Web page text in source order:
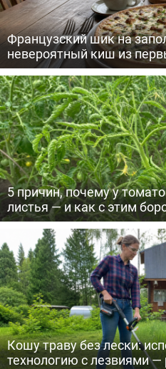
Французский шик на
невероятный киш из
5 причин, почему у
листья — и как с этим
Кошу траву без лески:
технологию с лезвиями